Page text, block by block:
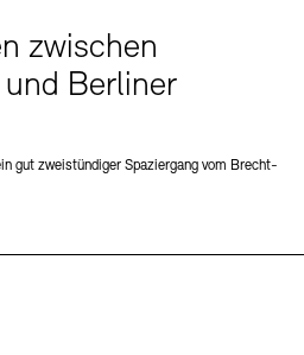
zwischen
Berliner
gut zweistündiger Spaziergang vom Brecht-